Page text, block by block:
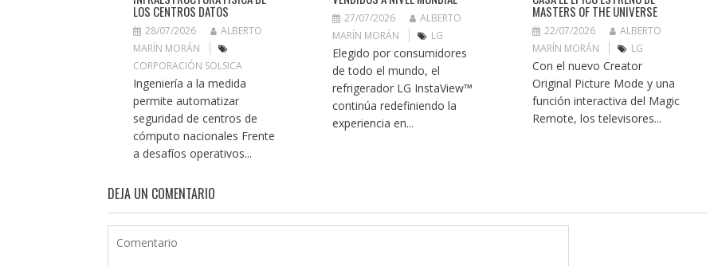
LOS CENTROS DATOS
28/07/2026
ALBERTO
MARÍN MORÁN
CORPORACIÓN SOLSICA
Ingeniería a la medida
permite automatizar
seguridad de centros de
cómputo nacionales Frente
a desafíos operativos...
27/07/2026
ALBERTO
MARÍN MORÁN
LG
Elegido por consumidores
de todo el mundo, el
refrigerador LG InstaView™
continúa redefiniendo la
experiencia en...
MASTERS OF THE UNIVERSE
22/07/2026
ALBERTO
MARÍN MORÁN
LG
Con el nuevo Creator
Original Picture Mode y una
función interactiva del Magic
Remote, los televisores...
DEJA UN COMENTARIO